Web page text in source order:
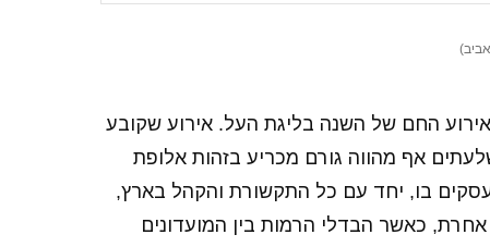
החם של השנה בליגת העל. אירוע שקובע
אף מהווה גורם מכריע בזהות אלופת
בו, יחד עם כל התקשורת והקהל בארץ,
כאשר הבדלי הרמות בין המועדונים